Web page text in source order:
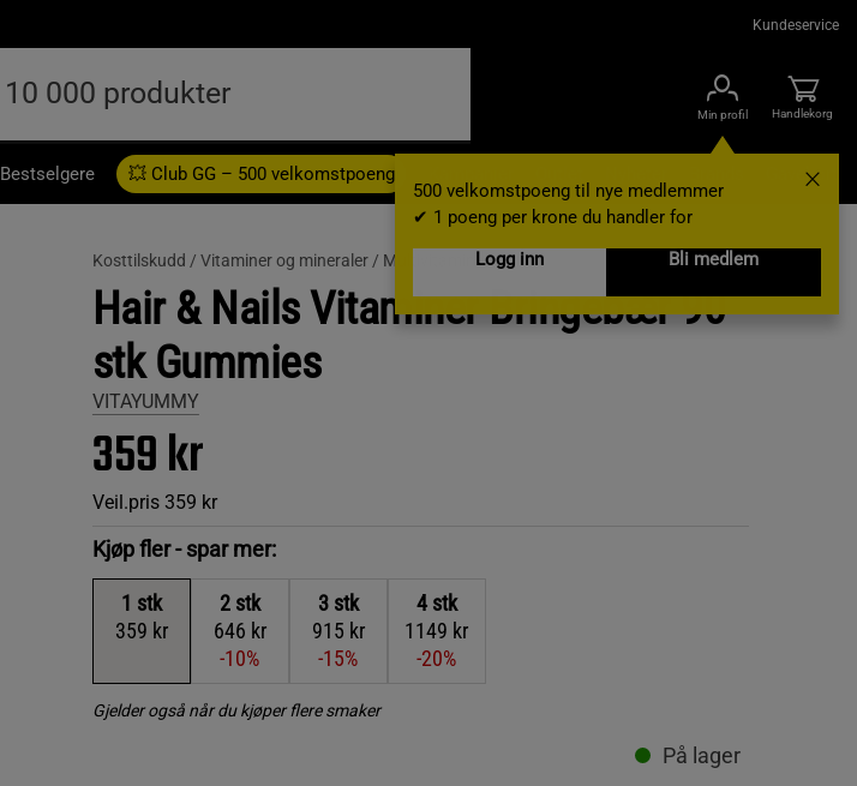
Kundeservice
Min profil
500 velkomstpoeng til nye medlemmer
✔ 1 poeng per krone du handler for
Logg inn
Bli medlem
Handlekorg
Bestselgere 💥 Club GG – 500 velkomstpoeng Gavekort
Kosttilskudd / Vitaminer og mineraler / Multivitaminer
Hair & Nails Vitaminer Bringebær 90
stk Gummies
VITAYUMMY
359 kr
Veil.pris 359 kr
Kjøp fler - spar mer:
1 stk
359 kr
2stk
646 kr
-10%
3stk
915 kr
-15%
4stk
1149 kr
-20%
Gjelder også når du kjøper flere smaker
På lager